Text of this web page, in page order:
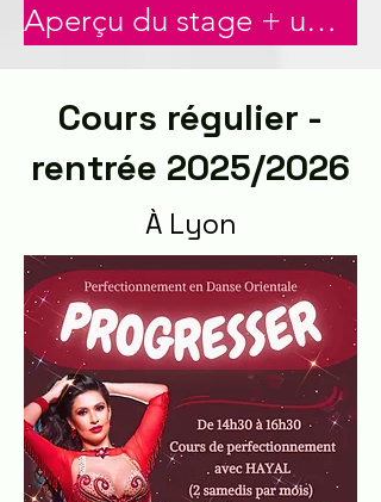
Aperçu du stage + un extrait du PDF technique offert
Cours régulier -
rentrée 2025/2026
​À Lyon